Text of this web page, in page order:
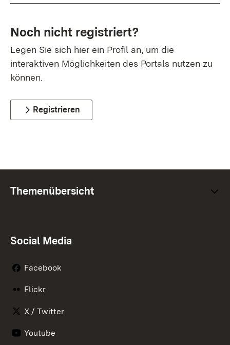
Noch nicht registriert?
Legen Sie sich hier ein Profil an, um die
interaktiven Möglichkeiten des Portals nutzen zu
können.
Registrieren
Themenübersicht
Social Media
Facebook
Flickr
X / Twitter
Youtube